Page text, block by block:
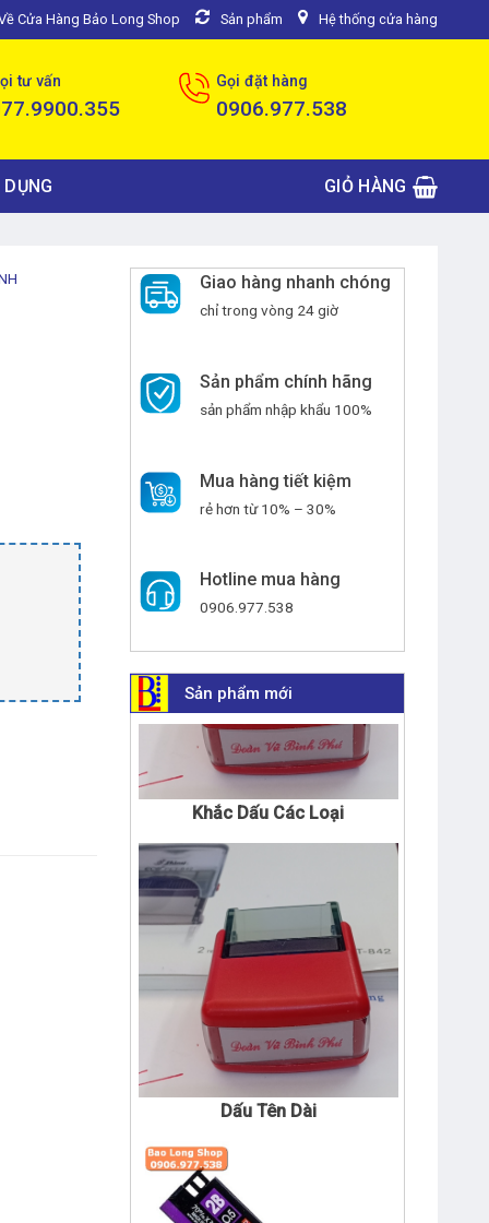
Cửa Hàng Bảo Long Shop Sản phẩm Hệ thống cửa hàng
tư vấn Gọi đặt hàng
0906.977.538
GIỎ HÀNG
Giao hàng nhanh chóng
chỉ trong vòng 24 giờ
Sản phẩm chính hãng
sản phẩm nhập khẩu 100%
Mua hàng tiết kiệm
rẻ hơn từ 10% – 30%
Hotline mua hàng
0906.977.538
Sản phẩm mới
Khắc Dấu Các Loại
Dấu Tên Dài